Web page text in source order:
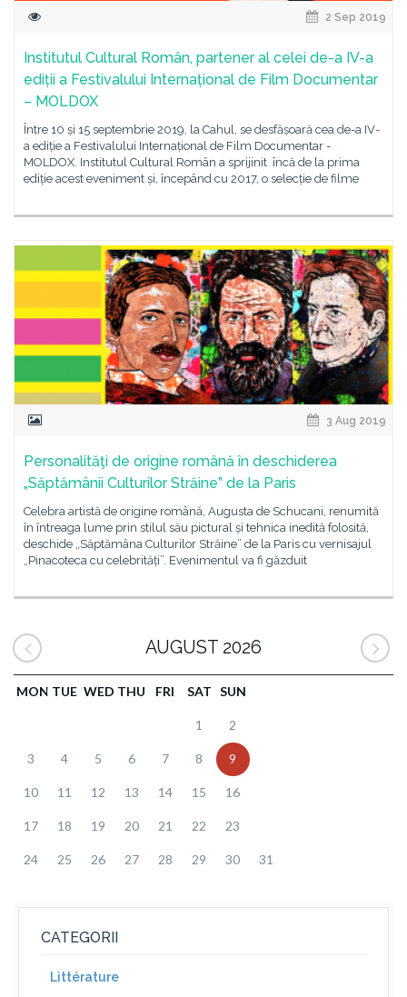
2 Sep 2019
Institutul Cultural Român, partener al celei de-a IV-a
ediții a Festivalului Internațional de Film Documentar
– MOLDOX
Între 10 și 15 septembrie 2019, la Cahul, se desfășoară cea de-a IV-
a ediție a Festivalului Internațional de Film Documentar -
MOLDOX. Institutul Cultural Român a sprijinit încă de la prima
ediție acest eveniment și, începând cu 2017, o selecție de filme
3 Aug 2019
Personalităţi de origine română în deschiderea
„Săptămânii Culturilor Străine” de la Paris
Celebra artistă de origine română, Augusta de Schucani, renumită
în întreaga lume prin stilul său pictural și tehnica inedită folosită,
deschide „Săptămâna Culturilor Străine” de la Paris cu vernisajul
„Pinacoteca cu celebrități”. Evenimentul va fi găzduit
AUGUST 2026
MON TUE WED THU FRI SAT SUN
1 2
3 4 5 6 7 8 9
10 11 12 13 14 15 16
17 18 19 20 21 22 23
24 25 26 27 28 29 30 31
CATEGORII
Littérature